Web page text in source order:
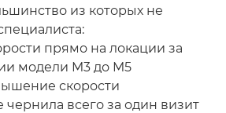
из которых не
прямо на локации за
модели M3 до M5
скорости
чернила всего за один визит